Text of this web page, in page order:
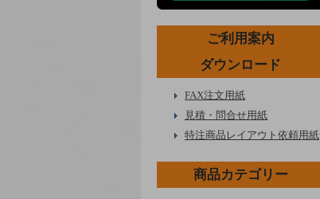
ご利用案内
ダウンロード
FAX注文用紙
見積・問合せ用紙
特注商品レイアウト依頼用紙
商品カテゴリー